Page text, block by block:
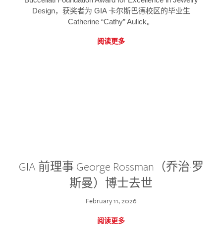
Design，获奖者为 GIA 卡尔斯巴德校区的毕业生
Catherine “Cathy” Aulick。
阅读更多
GIA 前理事 George Rossman（乔治·罗
斯曼）博士去世
February 11, 2026
阅读更多